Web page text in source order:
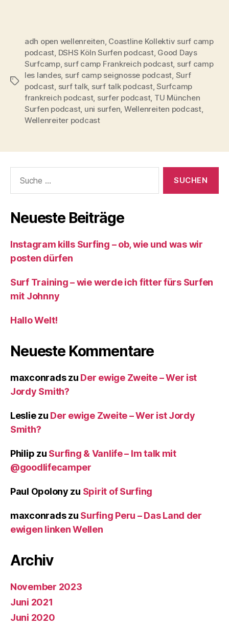
Schlagwörter
adh open wellenreiten, Coastline Kollektiv surf camp
podcast, DSHS Köln Surfen podcast, Good Days
Surfcamp, surf camp Frankreich podcast, surf camp
les landes, surf camp seignosse podcast, Surf
podcast, surf talk, surf talk podcast,Surfcamp
frankreich podcast, surfer podcast, TU München
Surfen podcast, uni surfen, Wellenreiten podcast,
Wellenreiter podcast
nach:
Neueste Beiträge
Instagram kills Surfing – ob, wie und was wir
posten dürfen
Surf Training – wie werde ich fitter fürs Surfen
mit Johnny
Hallo Welt!
Neueste Kommentare
maxconradszu Der ewige Zweite – Wer ist
Jordy Smith?
Lesliezu Der ewige Zweite – Wer ist Jordy
Smith?
Philip zu Surfing & Vanlife – Im talk mit
@goodlifecamper
Paul Opolony zu Spirit of Surfing
maxconradszu Surfing Peru – Das Land der
ewigen linken Wellen
Archiv
November 2023
Juni 2021
Juni 2020